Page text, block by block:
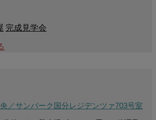
完成見学会
／サンパーク国分レジデンツァ703号室